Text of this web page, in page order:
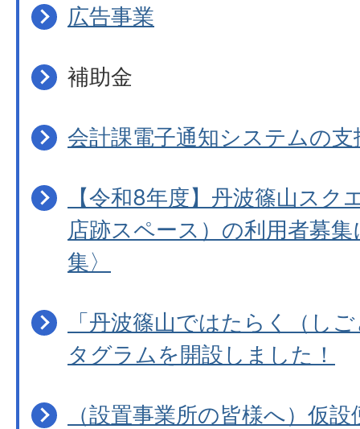
広告事業
補助金
会計課電子通知システムの支
【令和8年度】丹波篠山スク
店跡スペース）の利用者募
集〉
「丹波篠山ではたらく（し
タグラムを開設しました！
（設置事業所の皆様へ）仮